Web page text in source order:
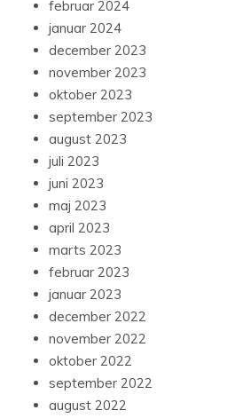
februar 2024
januar 2024
december 2023
november 2023
oktober 2023
september 2023
august 2023
juli 2023
juni 2023
maj 2023
april 2023
marts 2023
februar 2023
januar 2023
december 2022
november 2022
oktober 2022
september 2022
august 2022